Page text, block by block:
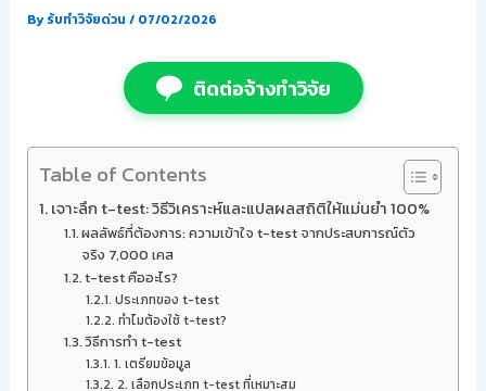
Byรับทำวิจัยด่วน / 07/02/2026
ติดต่อจ้างทำวิจัย
Table of Contents
เจาะลึก t-test: วิธีวิเคราะห์และแปลผลสถิติให้แม่นยำ 100%
ผลลัพธ์ที่ต้องการ: ความเข้าใจ t-test จากประสบการณ์ตัว
จริง 7,000 เคส
t-test คืออะไร?
ประเภทของ t-test
ทำไมต้องใช้ t-test?
วิธีการทำ t-test
1. เตรียมข้อมูล
2. เลือกประเภท t-test ที่เหมาะสม